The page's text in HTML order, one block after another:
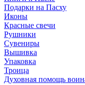
Подарки на Пасху
Иконы
Красные свечи
Рушники
Сувениры
Вышивка
Упаковка
Троица
Духовная помощь